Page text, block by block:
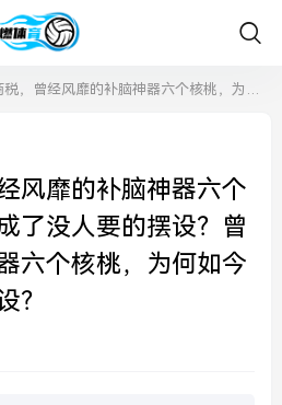
脑神器六个核桃，为何如今成了没人要的摆设？曾经风靡的补脑神器六个核桃，为何如今沦为没人要的摆设？
风靡的补脑神器六个
了没人要的摆设？曾
六个核桃，为何如今
？